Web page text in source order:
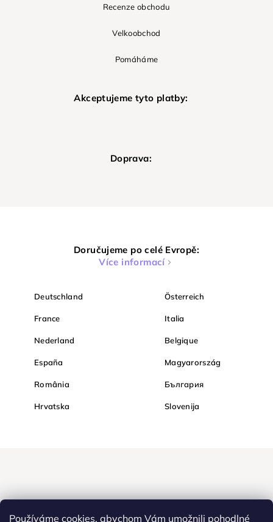
Používáme cookies, abychom Vám umožnili pohodlné
Recenze obchodu
Velkoobchod
Pomáháme
Akceptujeme tyto platby:
Doprava:
Doručujeme po celé Evropě:
Více informací
Deutschland Österreich
France Italia
Nederland Belgique
España Magyarország
România България
Hrvatska Slovenija